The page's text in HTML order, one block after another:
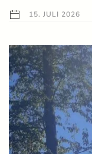
15. JULI 2026